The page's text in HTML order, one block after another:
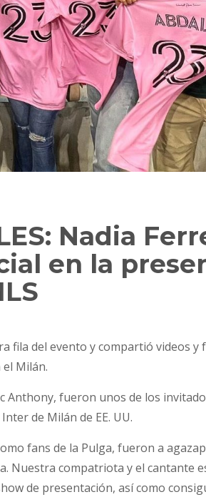
Nadia
en la
fila del evento y compartió videos y
Milán.
Anthony, fueron unos de los
de Milán de EE. UU.
fans de la Pulga, fueron a
Nuestra compatriota y el cantante
de presentación, así como